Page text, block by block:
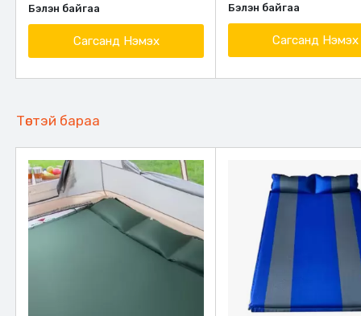
Бэлэн байгаа
Сагсанд Нэмэх
Бэлэн байгаа
Сагсанд Нэмэх
Төстэй бараа